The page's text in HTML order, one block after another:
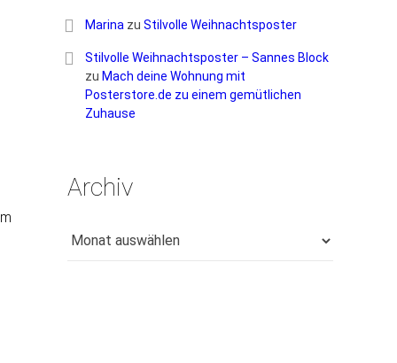
Marina zu Stilvolle Weihnachtsposter
Stilvolle Weihnachtsposter – Sannes Block
zu Mach deine Wohnung mit
Posterstore.de zu einem gemütlichen
Zuhause
Archiv